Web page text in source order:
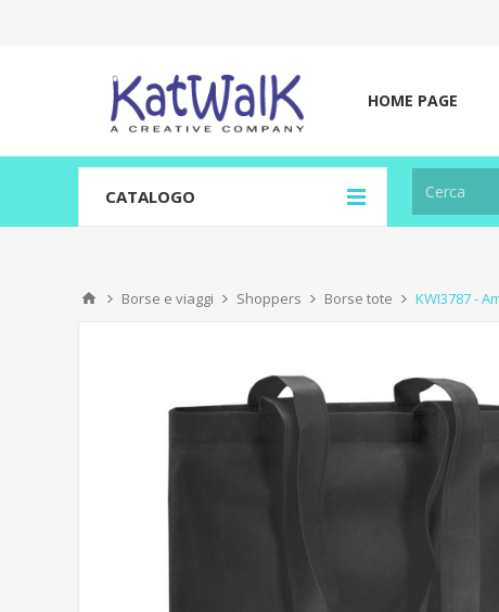
HOME PAGE
CATALOGO
Borse e viaggi Shoppers Borse tote KWI3787 -